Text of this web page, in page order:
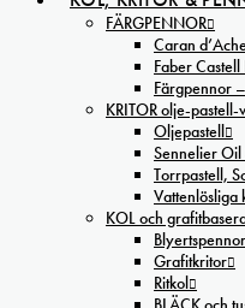
FÄRGPENNOR
Caran
Faber
Färgpennor
KRITOR olje-pastell-
Oljepastell
Sennelier Oil
Torrpastell,
Vattenlösliga
KOL och
Blyertspennor
Grafitkritor
Ritkol